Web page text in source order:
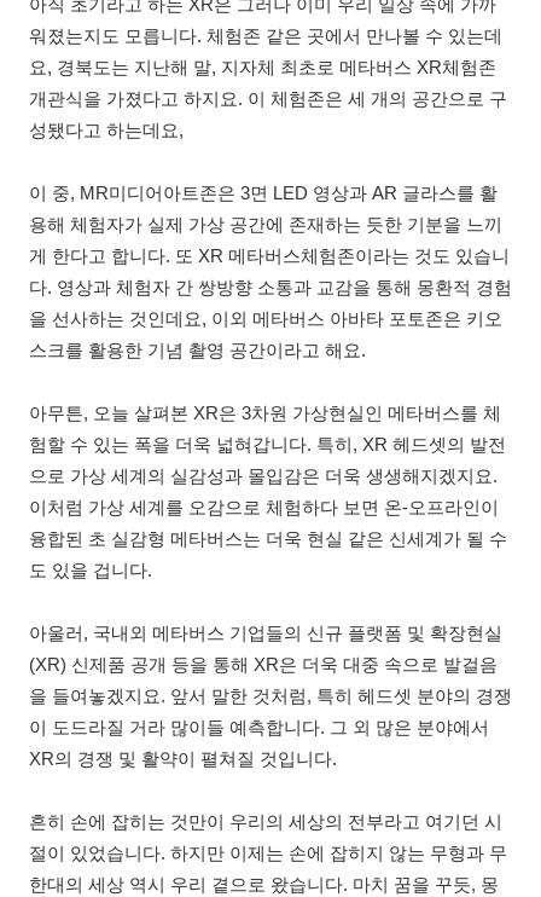
아직 초기라고 하는 XR은 그러나 이미 우리 일상 속에 가까
워졌는지도 모릅니다. 체험존 같은 곳에서 만나볼 수 있는데
요, 경북도는 지난해 말, 지자체 최초로 메타버스 XR체험존
개관식을 가졌다고 하지요. 이 체험존은 세 개의 공간으로 구
성됐다고 하는데요,
이 중, MR미디어아트존은 3면 LED 영상과 AR 글라스를 활
용해 체험자가 실제 가상 공간에 존재하는 듯한 기분을 느끼
게 한다고 합니다. 또 XR 메타버스체험존이라는 것도 있습니
다. 영상과 체험자 간 쌍방향 소통과 교감을 통해 몽환적 경험
을 선사하는 것인데요, 이외 메타버스 아바타 포토존은 키오
스크를 활용한 기념 촬영 공간이라고 해요.
아무튼, 오늘 살펴본 XR은 3차원 가상현실인 메타버스를 체
험할 수 있는 폭을 더욱 넓혀갑니다. 특히, XR 헤드셋의 발전
으로 가상 세계의 실감성과 몰입감은 더욱 생생해지겠지요.
이처럼 가상 세계를 오감으로 체험하다 보면 온-오프라인이
융합된 초 실감형 메타버스는 더욱 현실 같은 신세계가 될 수
도 있을 겁니다.
아울러, 국내외 메타버스 기업들의 신규 플랫폼 및 확장현실
(XR) 신제품 공개 등을 통해 XR은 더욱 대중 속으로 발걸음
을 들여놓겠지요. 앞서 말한 것처럼, 특히 헤드셋 분야의 경쟁
이 도드라질 거라 많이들 예측합니다. 그 외 많은 분야에서
XR의 경쟁 및 활약이 펼쳐질 것입니다.
흔히 손에 잡히는 것만이 우리의 세상의 전부라고 여기던 시
절이 있었습니다. 하지만 이제는 손에 잡히지 않는 무형과 무
한대의 세상 역시 우리 곁으로 왔습니다. 마치 꿈을 꾸듯, 몽